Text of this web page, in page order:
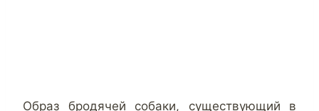
Образ бродячей собаки, существующий в